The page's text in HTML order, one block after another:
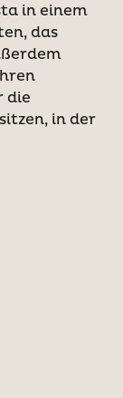
in einem
das
die
in der